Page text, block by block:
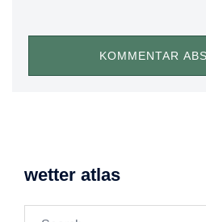
wetter atlas